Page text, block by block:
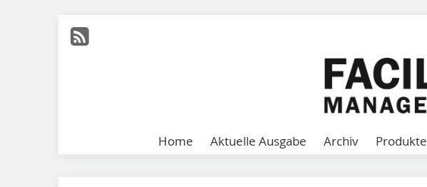
Home Aktuelle Ausgabe Archiv Produkte